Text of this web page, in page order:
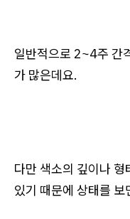
일반적으로 2~4주 간
가 많은데요.
다만 색소의 깊이나
있기 때문에 상태를